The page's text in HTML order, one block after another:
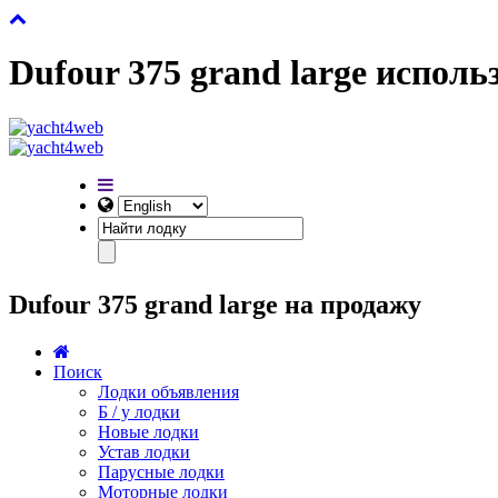
Dufour 375 grand large
Dufour 375 grand large на продажу
Поиск
Лодки объявления
Б / у лодки
Новые лодки
Устав лодки
Парусные лодки
Моторные лодки